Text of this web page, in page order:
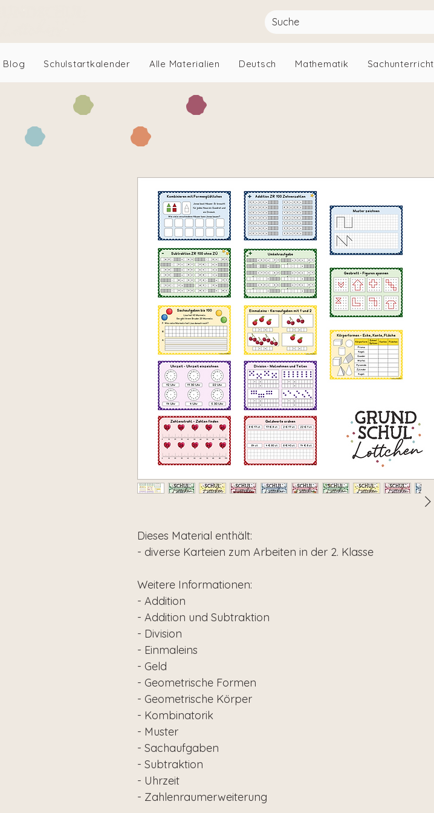
Dieses Material enthält:
- diverse Karteien zum Arbeiten in der 2. Klasse
Weitere Informationen:
- Addition
- Addition und Subtraktion
- Division
- Einmaleins
- Geld
- Geometrische Formen
- Geometrische Körper
- Kombinatorik
- Muster
- Sachaufgaben
- Subtraktion
- Uhrzeit
- Zahlenraumerweiterung
Blog Schulstartkalender Alle Materialien Deutsch Mathematik Sachunterricht